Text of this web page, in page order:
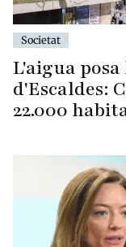
Societat
L'aigua
d'Escaldes:
22.000